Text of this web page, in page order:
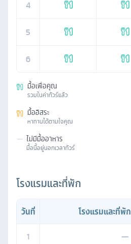
4
5
6
มื้อเพื่อคุณ
รวมในค่าทัวร์แล้ว
มื้ออิสระ
หาทานได้ตามใจคุณ
— ไม่มีมื้ออาหาร
มื้อนี้อยู่นอกเวลาทัวร์
โรงแรมและที่พัก
วันที่ โรงแรมและที่พัก
1
—